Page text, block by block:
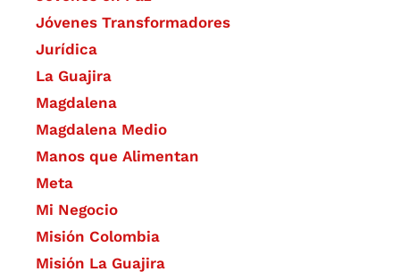
Jóvenes Transformadores
Jurídica
La Guajira
Magdalena
Magdalena Medio
Manos que Alimentan
Meta
Mi Negocio
Misión Colombia
Misión La Guajira